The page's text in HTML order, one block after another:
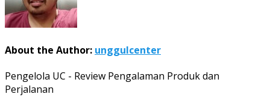
About the Author: unggulcenter
Pengelola UC - Review Pengalaman Produk dan
Perjalanan